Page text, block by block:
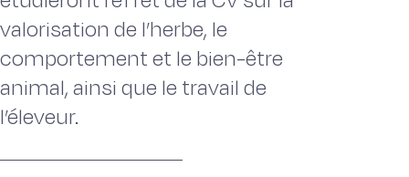
valorisation de l’herbe, le
comportement et le bien-être
animal, ainsi que le travail de
l’éleveur.